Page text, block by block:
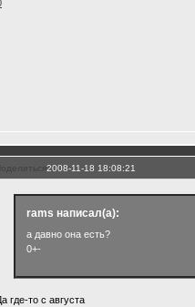
2008-11-18 18:08:21
rams написал(а):
а давно она есть?
0+-
где-то с августа